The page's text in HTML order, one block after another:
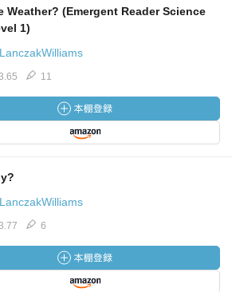
Weather? (Emergent Reader Science
1)
11
6